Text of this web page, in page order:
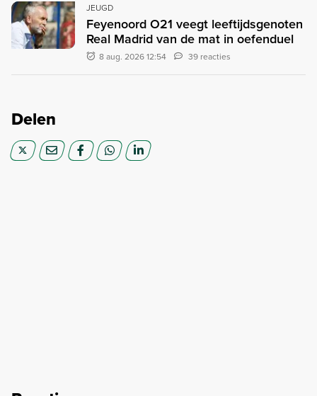
JEUGD
Feyenoord O21 veegt leeftijdsgenoten
Real Madrid van de mat in oefenduel
8 aug. 2026 12:54 39 reacties
Delen